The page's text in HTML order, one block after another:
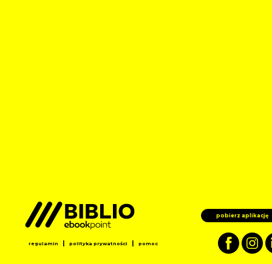
pobierz aplikację
regulamin | polityka prywatności | pomoc